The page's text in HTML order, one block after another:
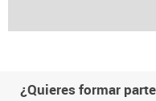
¿Quieres formar